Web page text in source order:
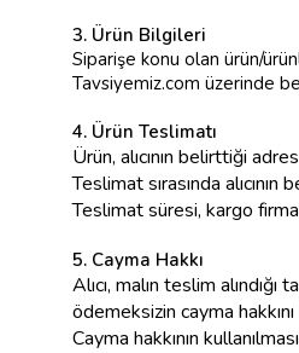
3. Ürün Bilgileri
Siparişe konu olan ürün/
Tavsiyemiz.com üzerinde
4. Ürün Teslimatı
Ürün, alıcının belirttiği
Teslimat sırasında
Teslimat süresi, kargo
5. Cayma Hakkı
Alıcı, malın teslim
ödemeksizin cayma
Cayma hakkının